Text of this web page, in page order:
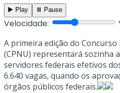
▶️ Play ⏸️ Pause
Velocidade:
A primeira edição do
(CPNU) representará sozinha
servidores federais efetivos
6.640 vagas, quando os
órgãos públicos federais.